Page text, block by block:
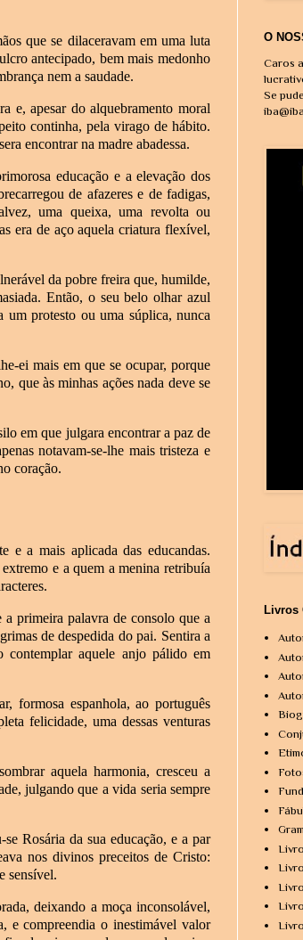
que se dilaceravam em uma luta
antecipado, bem mais medonho
nem a saudade.
e, apesar do alquebramento moral
continha, pela virago de hábito.
encontrar na madre abadessa.
educação e a elevação dos
de afazeres e de fadigas,
uma queixa, uma revolta ou
era de aço aquela criatura flexível,
da pobre freira que, humilde,
Então, o seu belo olhar azul
um protesto ou uma súplica, nunca
ei mais em que se ocupar, porque
que às minhas ações nada deve se
em que julgara encontrar a paz de
notavam-se-lhe mais tristeza e
coração.
e a mais aplicada das educandas.
e a quem a menina retribuía
a primeira palavra de consolo que a
de despedida do pai. Sentira a
aquele anjo pálido em
formosa espanhola, ao português
felicidade, uma dessas venturas
aquela harmonia, cresceu a
julgando que a vida seria sempre
Rosária da sua educação, e a par
nos divinos preceitos de Cristo:
sensível.
deixando a moça inconsolável,
e compreendia o inestimável valor
O
Caros
Se
Livros